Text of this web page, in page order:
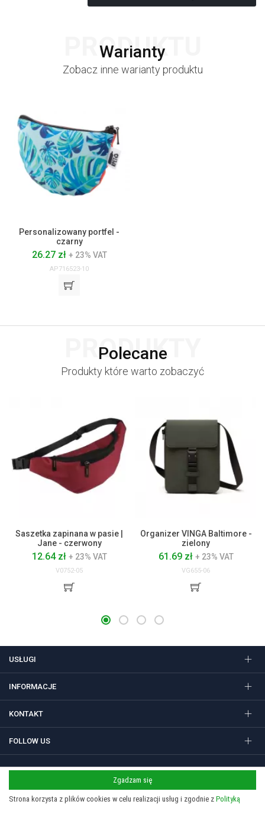
Warianty
PRODUKTU
Zobacz inne warianty produktu
Personalizowany portfel -
czarny
26.27 zł + 23% VAT
AP716523-10
Polecane
PRODUKTY
Produkty które warto zobaczyć
Saszetka zapinana w pasie |
Jane - czerwony
12.64 zł + 23% VAT
V0752-05
Organizer VINGA Baltimore -
zielony
61.69 zł + 23% VAT
VG655-06
USŁUGI
INFORMACJE
KONTAKT
FOLLOW US
Regulamin
Polityka prywatności i cookies
Copyright 2026 © STUDIO SIEDEM Grzegorz Żółtowski. Gadżety
Zgadzam się
Strona korzysta z plików cookies w celu realizacji usług i zgodnie z Polityką